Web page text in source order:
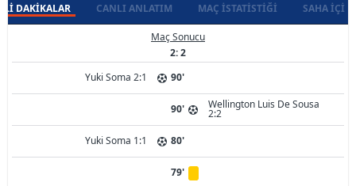
DAKIKALAR CANLI ANLATIM MAÇ İSTATISTIĞI SAHA İÇI
Maç Sonucu
2: 2
Yuki Soma 2:1
90'
90' Wellington Luis De Sousa
2:2
Yuki Soma 1:1
80'
79'